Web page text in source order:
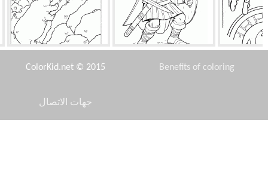
فرس النهر والدب المحارب القوطية
ColorKid.net © 2015 Benefits of coloring
جهات الاتصال